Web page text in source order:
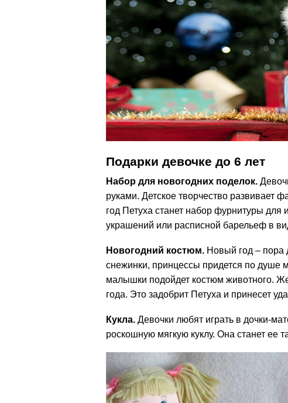
Подарки девочке до 6 лет
Набор для новогодних поделок.
руками. Детское творчество развивает
год Петуха станет набор фурнитуры для
украшений или расписной барельеф в
Новогодний костюм. Новый год – пора
снежинки, принцессы придется по душе
малышки подойдет костюм животного.
года. Это задобрит Петуха и принесет
Кукла. Девочки любят играть в дочки-
роскошную мягкую куклу. Она станет ее